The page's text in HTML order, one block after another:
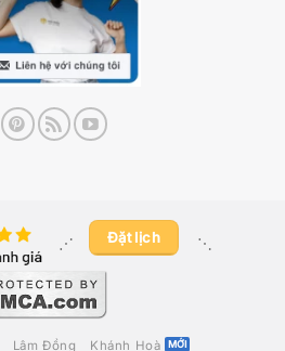
⋰ ​ Đặt lịch ⋱
Lâm Đồng Khánh Hoà